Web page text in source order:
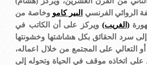
الروائي الفرنسي
البير كامو وخاصة من
(الغريب) ويركز على أن الكاتب في
إلى سرد الحقائق بكل هشاشتها وخشونتها
التعالي على المجتمع من خلال اعماله،
على اتخاذه موقف في الحياة وتحوله إلى